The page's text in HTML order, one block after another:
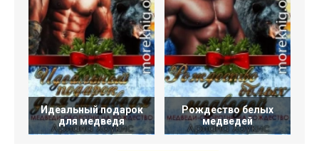
Идеальный подарок
для медведя
Рождество белых
медведей